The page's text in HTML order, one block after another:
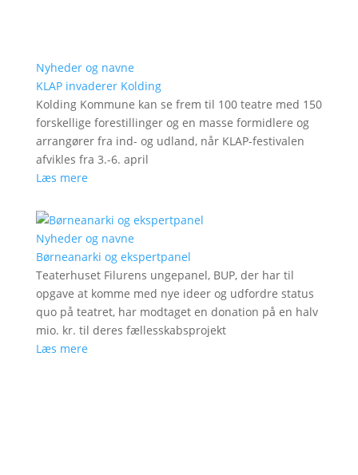
Nyheder og navne
KLAP invaderer Kolding
Kolding Kommune kan se frem til 100 teatre med 150
forskellige forestillinger og en masse formidlere og
arrangører fra ind- og udland, når KLAP-festivalen
afvikles fra 3.-6. april
Læs mere
Nyheder og navne
Børneanarki og ekspertpanel
Teaterhuset Filurens ungepanel, BUP, der har til
opgave at komme med nye ideer og udfordre status
quo på teatret, har modtaget en donation på en halv
mio. kr. til deres fællesskabsprojekt
Læs mere